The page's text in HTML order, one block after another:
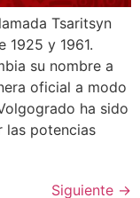
Tsaritsyn
1925 y 1961.
su nombre a
oficial a modo
ha sido
las potencias
Siguiente →